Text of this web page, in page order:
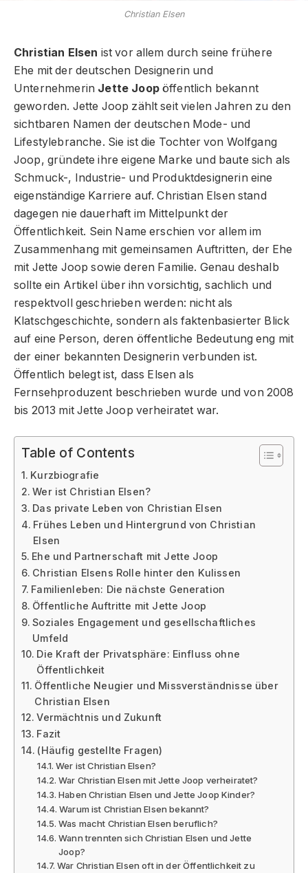
Christian Elsen
Christian Elsen ist vor allem durch seine frühere
Ehe mit der deutschen Designerin und
Unternehmerin Jette Joopöffentlich bekannt
geworden. Jette Joop zählt seit vielen Jahren zu den
sichtbaren Namen der deutschen Mode- und
Lifestylebranche. Sie ist die Tochter von Wolfgang
Joop, gründete ihre eigene Marke und baute sich als
Schmuck-, Industrie- und Produktdesignerin eine
eigenständige Karriere auf. Christian Elsen stand
dagegen nie dauerhaft im Mittelpunkt der
Öffentlichkeit. Sein Name erschien vor allem im
Zusammenhang mit gemeinsamen Auftritten, der Ehe
mit Jette Joop sowie deren Familie. Genau deshalb
sollte ein Artikel über ihn vorsichtig, sachlich und
respektvoll geschrieben werden: nicht als
Klatschgeschichte, sondern als faktenbasierter Blick
auf eine Person, deren öffentliche Bedeutung eng mit
der einer bekannten Designerin verbunden ist.
Öffentlich belegt ist, dass Elsen als
Fernsehproduzent beschrieben wurde und von 2008
bis 2013 mit Jette Joop verheiratet war.
Table of Contents
Kurzbiografie
Wer ist Christian Elsen?
Das private Leben von Christian Elsen
Frühes Leben und Hintergrund von Christian
Elsen
Ehe und Partnerschaft mit Jette Joop
Christian Elsens Rolle hinter den Kulissen
Familienleben: Die nächste Generation
Öffentliche Auftritte mit Jette Joop
Soziales Engagement und gesellschaftliches
Umfeld
Die Kraft der Privatsphäre: Einfluss ohne
Öffentlichkeit
Öffentliche Neugier und Missverständnisse über
Christian Elsen
Vermächtnis und Zukunft
Fazit
(Häufig gestellte Fragen)
Wer ist Christian Elsen?
War Christian Elsen mit Jette Joop verheiratet?
Haben Christian Elsen und Jette Joop Kinder?
Warum ist Christian Elsen bekannt?
Was macht Christian Elsen beruflich?
Wann trennten sich Christian Elsen und Jette
Joop?
War Christian Elsen oft in der Öffentlichkeit zu